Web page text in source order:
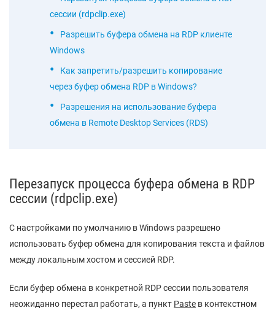
сессии (rdpclip.exe)
Разрешить буфера обмена на RDP клиенте
Windows
Как запретить/разрешить копирование
через буфер обмена RDP в Windows?
Разрешения на использование буфера
обмена в Remote Desktop Services (RDS)
Перезапуск процесса буфера обмена в RDP
сессии (rdpclip.exe)
С настройками по умолчанию в Windows разрешено
использовать буфер обмена для копирования текста и файлов
между локальным хостом и сессией RDP.
Если буфер обмена в конкретной RDP сессии пользователя
неожиданно перестал работать, а пункт Paste в контекстном